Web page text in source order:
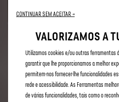
E-ROUTES
CONTINUAR SEM ACEITAR →
VALORIZAMOS A
Utilizamos cookies e/ou outras ferramentas
garantir que lhe proporcionamos a melhor
permitem-nos fornecer-lhe funcionalidades
rede e acessibilidade. As Ferramentas
de várias funcionalidades, tais como o